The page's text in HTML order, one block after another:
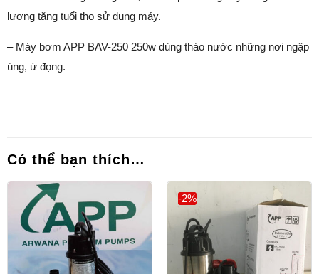
lượng tăng tuổi thọ sử dụng máy.
– Máy bơm APP BAV-250 250w dùng tháo nước những nơi ngập
úng, ứ đọng.
Có thể bạn thích…
-2%